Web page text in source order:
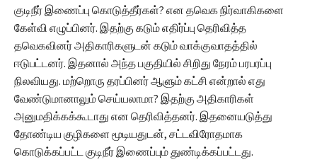
குடிநீர் இணைப்பு கொடுத்தீர்கள்? என தவெக நிர்வாகிகளை
கேள்வி எழுப்பினர். இதற்கு கடும் எதிர்ப்பு தெரிவித்த
தவெகவினர் அதிகாரிகளுடன் கடும் வாக்குவாதத்தில்
ஈடுபட்டனர். இதனால் அந்த பகுதியில் சிறிது நேரம் பரபரப்பு
நிலவியது. மற்றொரு தரப்பினர் ஆளும் கட்சி என்றால் எது
வேண்டுமானாலும் செய்யலாமா? இதற்கு அதிகாரிகள்
அனுமதிக்கக்கூடாது என தெரிவித்தனர். இதனையடுத்து
தோண்டிய குழிகளை மூடியதுடன், சட்டவிரோதமாக
கொடுக்கப்பட்ட குடிநீர் இணைப்பும் துண்டிக்கப்பட்டது.